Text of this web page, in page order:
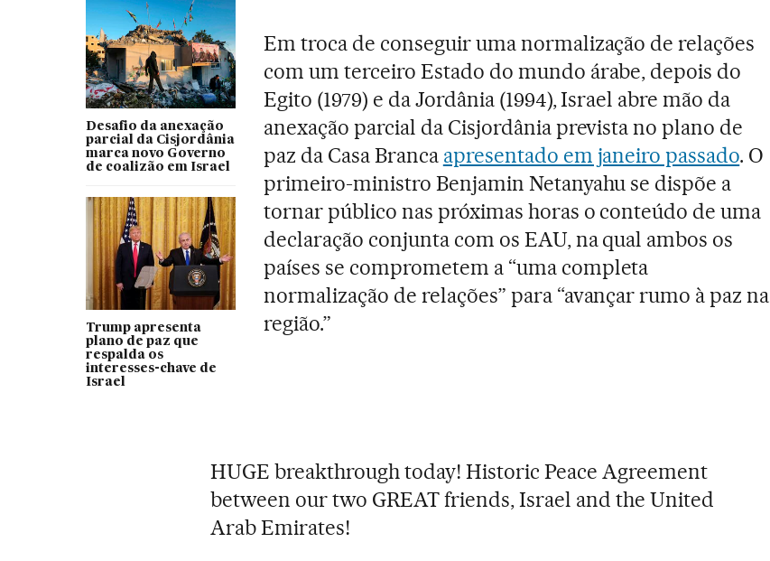
Desafio da anexação
parcial da Cisjordânia
marca novo Governo
de coalizão em Israel
Trump apresenta
plano de paz que
respalda os
interesses-chave de
Israel
Em troca de conseguir uma normalização de relações
com um terceiro Estado do mundo árabe, depois do
Egito (1979) e da Jordânia (1994), Israel abre mão da
anexação parcial da Cisjordânia prevista no plano de
paz da Casa Branca apresentado em janeiro passado. O
primeiro-ministro Benjamin Netanyahu se dispõe a
tornar público nas próximas horas o conteúdo de uma
declaração conjunta com os EAU, na qual ambos os
países se comprometem a “uma completa
normalização de relações” para “avançar rumo à paz na
região.”
HUGE breakthrough today! Historic Peace Agreement
between our two GREAT friends, Israel and the United
Arab Emirates!